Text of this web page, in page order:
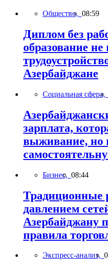
Общество, 08:59
Диплом без
образование не
Азербайджане
Социальная сфера,
зарплата,
выживание, но
Бизнес, 08:44
Традиционные
давлением
Азербайджану
правила
Экспресс-анализ,